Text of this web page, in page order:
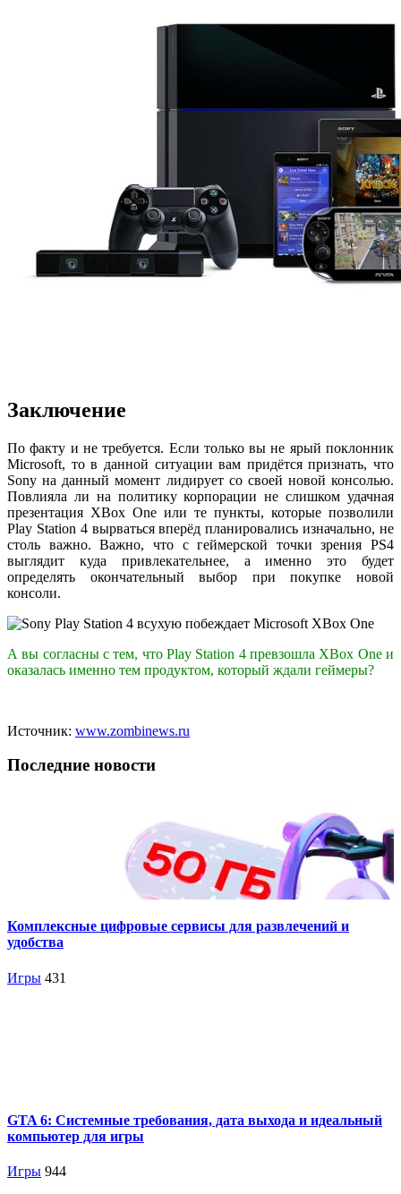
Заключение
По факту и не требуется. Если только вы не ярый поклонник
Microsoft, то в данной ситуации вам придётся признать, что
Sony на данный момент лидирует со своей новой консолью.
Повлияла ли на политику корпорации не слишком удачная
презентация XBox One или те пункты, которые позволили
Play Station 4 вырваться вперёд планировались изначально, не
столь важно. Важно, что с геймерской точки зрения PS4
выглядит куда привлекательнее, а именно это будет
определять окончательный выбор при покупке новой
консоли.
А вы согласны с тем, что Play Station 4 превзошла XBox One и
оказалась именно тем продуктом, который ждали геймеры?
Источник: www.zombinews.ru
Последние новости
Комплексные цифровые сервисы для развлечений и
удобства
Игры 431
GTA 6: Системные требования, дата выхода и идеальный
компьютер для игры
Игры 944